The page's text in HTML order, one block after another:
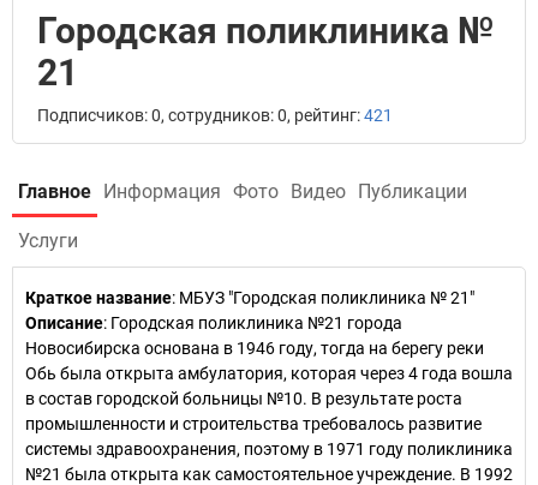
Городская поликлиника №
21
Подписчиков: 0, сотрудников: 0, рейтинг:421
Главное Информация Фото Видео Публикации
Услуги
Краткое название: МБУЗ "Городская поликлиника № 21"
Описание: Городская поликлиника №21 города
Новосибирска основана в 1946 году, тогда на берегу реки
Обь была открыта амбулатория, которая через 4 года вошла
в состав городской больницы №10. В результате роста
промышленности и строительства требовалось развитие
системы здравоохранения, поэтому в 1971 году поликлиника
№21 была открыта как самостоятельное учреждение. В 1992